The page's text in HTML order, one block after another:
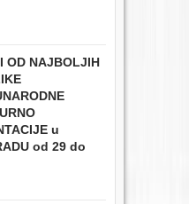
OD NAJBOLJIH
u
od 29 do